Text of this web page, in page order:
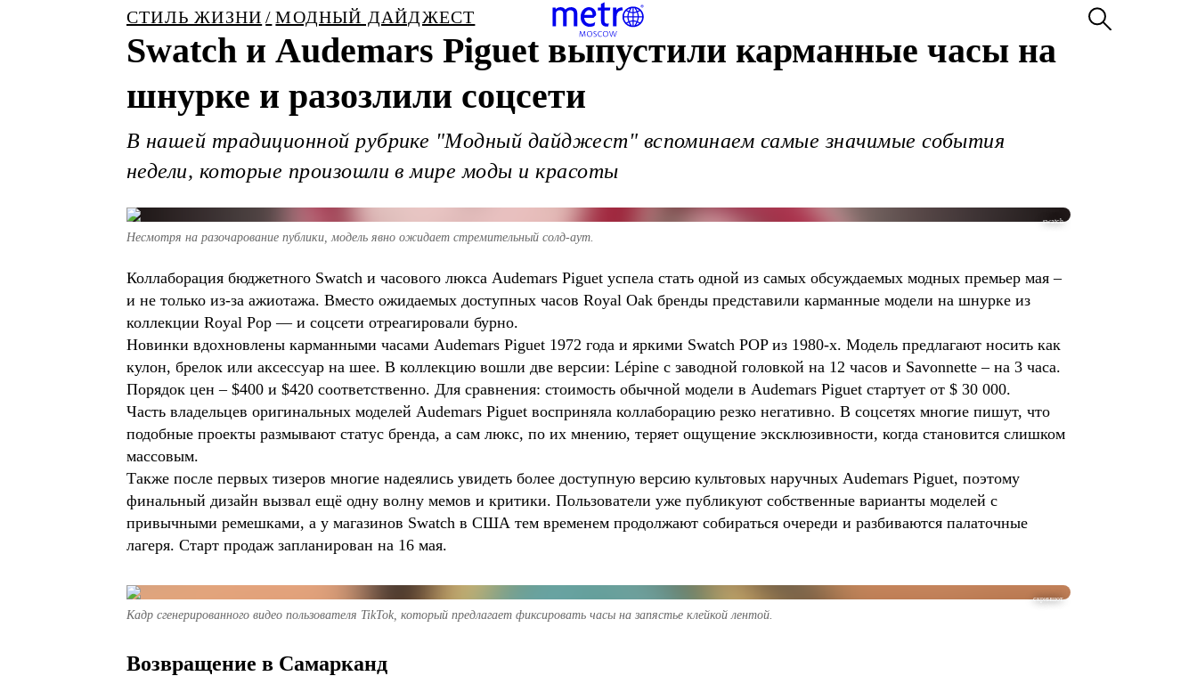
СТИЛЬ ЖИЗНИ МОДНЫЙ ДАЙДЖЕСТ
Swatch и Audemars Piguet выпустили карманные часы на
шнурке и разозлили соцсети
В нашей традиционной рубрике "Модный дайджест" вспоминаем самые значимые события
недели, которые произошли в мире моды и красоты
swatch
Несмотря на разочарование публики, модель явно ожидает стремительный солд-аут.
Коллаборация бюджетного Swatch и часового люкса Audemars Piguet успела стать одной из самых обсуждаемых модных премьер мая –
и не только из-за ажиотажа. Вместо ожидаемых доступных часов Royal Oak бренды представили карманные модели на шнурке из
коллекции Royal Pop — и соцсети отреагировали бурно.
Новинки вдохновлены карманными часами Audemars Piguet 1972 года и яркими Swatch POP из 1980-х. Модель предлагают носить как
кулон, брелок или аксессуар на шее. В коллекцию вошли две версии: Lépine с заводной головкой на 12 часов и Savonnette – на 3 часа.
Порядок цен – $400 и $420 соответственно. Для сравнения: стоимость обычной модели в Audemars Piguet стартует от $ 30 000.
Часть владельцев оригинальных моделей Audemars Piguet восприняла коллаборацию резко негативно. В соцсетях многие пишут, что
подобные проекты размывают статус бренда, а сам люкс, по их мнению, теряет ощущение эксклюзивности, когда становится слишком
массовым.
Также после первых тизеров многие надеялись увидеть более доступную версию культовых наручных Audemars Piguet, поэтому
финальный дизайн вызвал ещё одну волну мемов и критики. Пользователи уже публикуют собственные варианты моделей с
привычными ремешками, а у магазинов Swatch в США тем временем продолжают собираться очереди и разбиваются палаточные
лагеря. Старт продаж запланирован на 16 мая.
скриншот
Кадр сгенерированного видео пользователя TikTok, который предлагает фиксировать часы на запястье клейкой лентой.
Возвращение в Самарканд